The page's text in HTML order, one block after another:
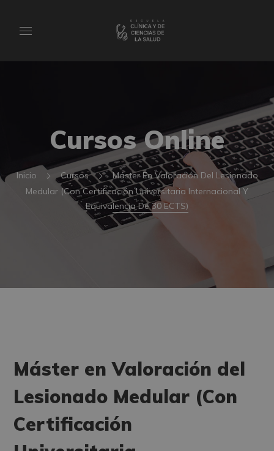
Cursos Online
Inicio Cursos
Máster En Valoración Del Lesionado
Medular (Con Certificación Universitaria Internacional Y
Equivalencia De 30 ECTS)
Máster en Valoración del
Lesionado Medular (Con
Certificación